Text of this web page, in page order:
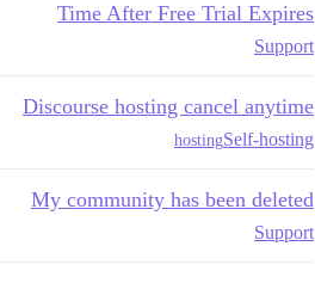
Time After Free Trial Expires
Support
Discourse hosting cancel anytime
Self-hosting
hosting
My community has been deleted
Support